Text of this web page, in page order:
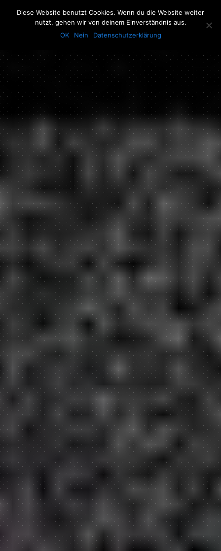
The Howling Men
Diese Website benutzt Cookies. Wenn du die Website weiter
nutzt, gehen wir von deinem Einverständnis aus.
OK
Nein Datenschutzerklärung